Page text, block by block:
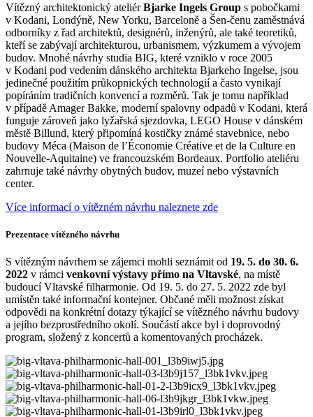
Vítězný architektonický ateliérBjarke Ingels Group s pobočkami
v Kodani, Londýně, New Yorku, Barceloně a Šen-čenu zaměstnává
odborníky z řad architektů, designérů, inženýrů, ale také teoretiků,
kteří se zabývají architekturou, urbanismem, výzkumem a vývojem
budov. Mnohé návrhy studia BIG, které vzniklo v roce 2005
v Kodani pod vedením dánského architekta Bjarkeho Ingelse, jsou
jedinečné použitím průkopnických technologií a často vynikají
popíráním tradičních konvencí a rozměrů. Tak je tomu například
v případě Amager Bakke, moderní spalovny odpadů v Kodani, která
funguje zároveň jako lyžařská sjezdovka, LEGO House v dánském
městě Billund, který připomíná kostičky známé stavebnice, nebo
budovy Méca (Maison de l’Économie Créative et de la Culture en
Nouvelle-Aquitaine) ve francouzském Bordeaux. Portfolio ateliéru
zahrnuje také návrhy obytných budov, muzeí nebo výstavních
center.
Více informací o vítězném návrhu naleznete zde
Prezentace vítězného návrhu
S vítězným návrhem se zájemci mohli seznámit od 19. 5. do 30. 6.
2022 v rámci venkovní výstavy přímo na Vltavské, na místě
budoucí Vltavské filharmonie. Od 19. 5. do 27. 5. 2022 zde byl
umístěn také informační kontejner. Občané měli možnost získat
odpovědi na konkrétní dotazy týkající se vítězného návrhu budovy
a jejího bezprostředního okolí. Součástí akce byl i doprovodný
program, složený z koncertů a komentovaných procházek.